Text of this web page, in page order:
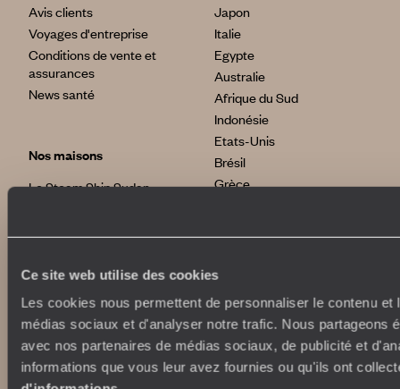
Ce site web utilise des cookies
Les cookies nous permettent de personnaliser le contenu
médias sociaux et d'analyser notre trafic. Nous partageons
avec nos partenaires de médias sociaux, de publicité et
informations que vous leur avez fournies ou qu'ils ont
Avis clients
Voyages d'entreprise
Conditions de vente et
assurances
News santé
Nos maisons
Le Steam Ship Sudan
La Villa Bahia
Japon
Italie
Egypte
Australie
Afrique du Sud
Indonésie
Etats-Unis
Brésil
Grèce
International
voyageursdumonde.fr
voyageursdumonde.ch
voyageursdumonde.ch/de
voyageursdumonde.ca
voyageursdumonde.com